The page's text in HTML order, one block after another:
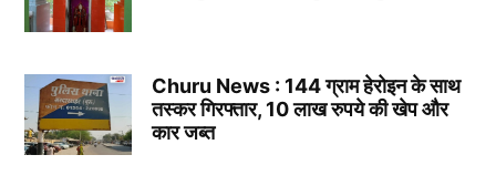
Churu News : 144 ग्राम हेरोइन के साथ
तस्कर गिरफ्तार, 10 लाख रुपये की खेप और
कार जब्त